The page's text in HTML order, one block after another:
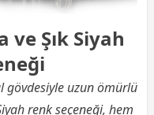
ve Şık Siyah
gövdesiyle uzun ömürlü
renk seçeneği, hem